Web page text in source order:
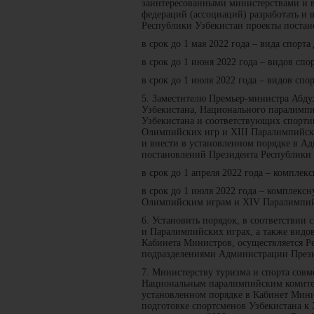
заинтересованными министерствами и
федераций (ассоциаций) разработать
Республики Узбекистан проекты
в срок до 1 мая 2022 года – вида спорта
в срок до 1 июня 2022 года – видов
в срок до 1 июля 2022 года – видов
5. Заместителю Премьер-министра
Узбекистана, Национального
Узбекистана и соответствующих
Олимпийских игр и XIII
и внести в установленном порядке в
постановлений Президента
в срок до 1 апреля 2022 года –
в срок до 1 июля 2022 года –
Олимпийским играм и XIV
6. Установить порядок, в
и Паралимпийских играх, а также
Кабинета Министров, осуществляется
подразделениями Администрации
7. Министерству туризма и спорта
Национальным паралимпийским
установленном порядке в Кабинет
подготовке спортсменов